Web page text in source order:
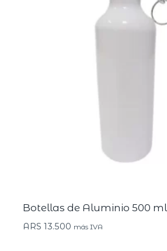
Botellas de Aluminio 500 ml
ARS 13.500 más IVA